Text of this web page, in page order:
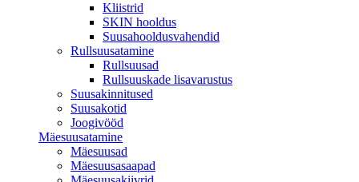
Kliistrid
SKIN hooldus
Suusahooldusvahendid
Rullsuusatamine
Rullsuusad
Rullsuuskade lisavarustus
Suusakinnitused
Suusakotid
Joogivööd
Mäesuusatamine
Mäesuusad
Mäesuusasaapad